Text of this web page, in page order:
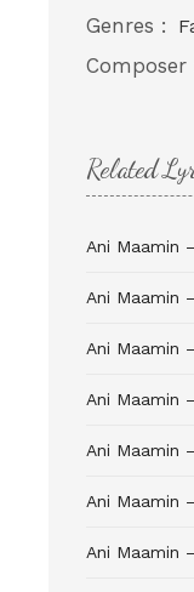
Genres :
Composer
Related